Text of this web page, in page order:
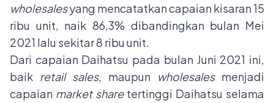
wholesalesyang mencatatkan capaian kisaran 15
ribu unit, naik 86,3% dibandingkan bulan Mei
2021 lalu sekitar 8 ribu unit.
Dari capaian Daihatsu pada bulan Juni 2021 ini,
baik retail sales, maupun wholesalesmenjadi
capaian market sharetertinggi Daihatsu selama